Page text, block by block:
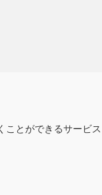
ことができるサービス